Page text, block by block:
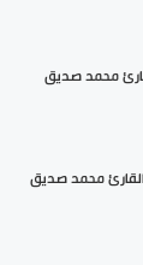
محمد صديق
محمد صديق